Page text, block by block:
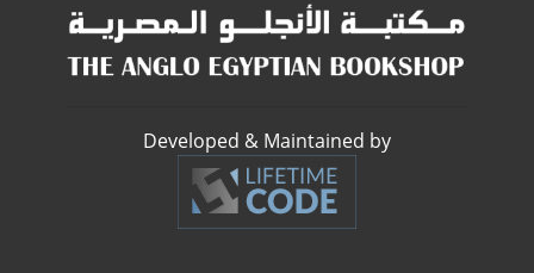
Developed & Maintained by